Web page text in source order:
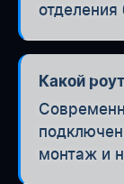
отделения
Какой
монтаж и